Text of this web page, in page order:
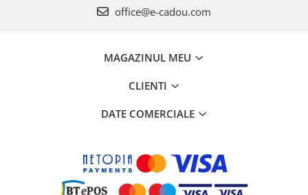
office@e-cadou.com
MAGAZINUL MEU
CLIENTI
DATE COMERCIALE